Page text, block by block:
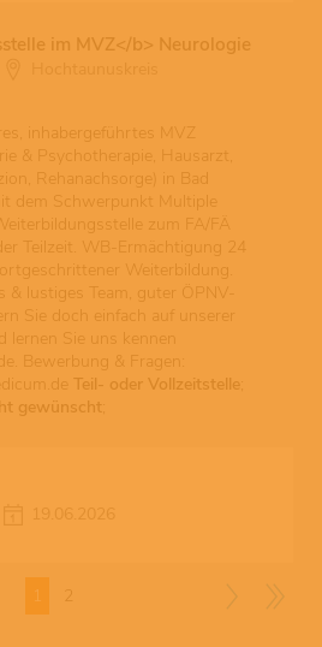
inhabergeführtes MVZ
& Psychotherapie, Hausarzt,
Rehanachsorge) in Bad
dem Schwerpunkt Multiple
zum FA/FÄ
Teilzeit. WB-Ermächtigung 24
Weiterbildung.
& lustiges Team, guter ÖPNV-
Sie doch einfach auf unserer
lernen Sie uns kennen
Bewerbung & Fragen:
Teil- oder Vollzeitstelle
gewünscht
1